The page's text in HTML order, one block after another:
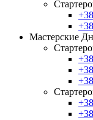
Мастерские